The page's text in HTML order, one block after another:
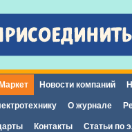
содержанию
Маркет Новости компаний
О журнале
Контакты Статьи по